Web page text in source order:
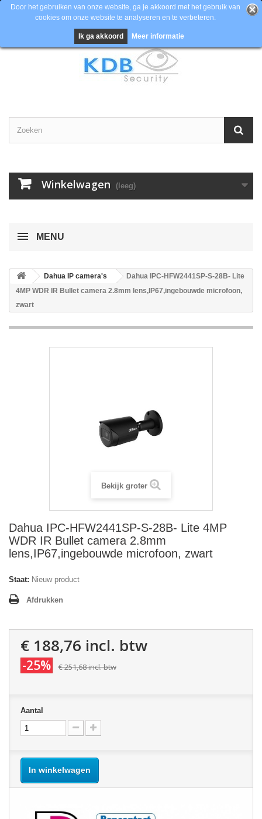
Contacteer ons
Winkelwagen (leeg)
Door het gebruiken van onze website, ga je akkoord met het gebruik van
cookies om onze website te analyseren en te verbeteren.
Ik ga akkoord Meer informatie
MENU
Dahua IP camera's
Dahua IPC-HFW2441SP-S-28B- Lite
4MP WDR IR Bullet camera 2.8mm lens,IP67,ingebouwde microfoon,
zwart
Bekijk groter
Dahua IPC-HFW2441SP-S-28B- Lite 4MP
WDR IR Bullet camera 2.8mm
lens,IP67,ingebouwde microfoon, zwart
Staat: Nieuw product
Afdrukken
€ 188,76 incl. btw
-25% € 251,68incl. btw
Aantal
In winkelwagen